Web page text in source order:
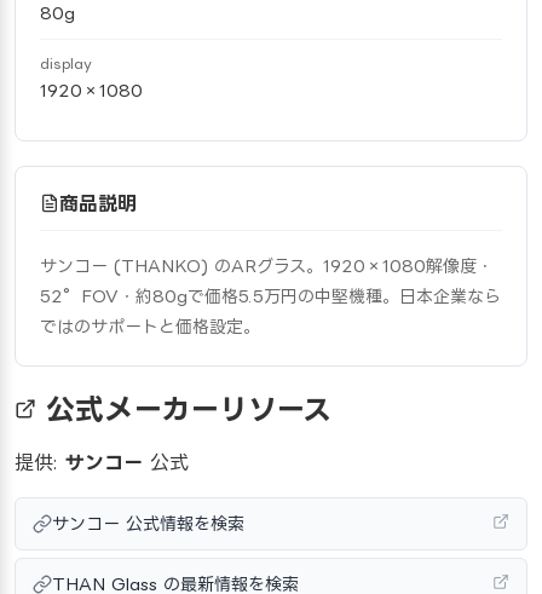
80g
display
1920×1080
商品説明
サンコー (THANKO) のARグラス。1920×1080解像度・
52°FOV・約80gで価格5.5万円の中堅機種。日本企業なら
ではのサポートと価格設定。
公式メーカーリソース
提供: サンコー 公式
サンコー 公式情報を検索
THAN Glass の最新情報を検索